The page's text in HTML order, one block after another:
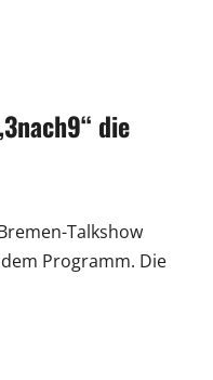
die
Talkshow
Programm. Die